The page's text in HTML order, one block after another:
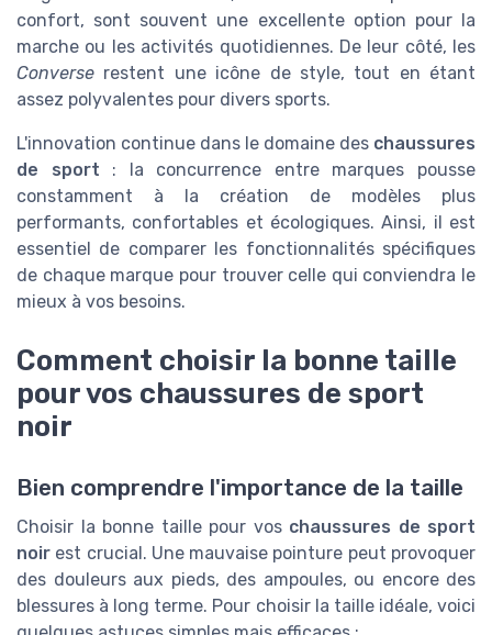
confort, sont souvent une excellente option pour la
marche ou les activités quotidiennes. De leur côté, les
Converse restent une icône de style, tout en étant
assez polyvalentes pour divers sports.
L'innovation continue dans le domaine des chaussures
de sport : la concurrence entre marques pousse
constamment à la création de modèles plus
performants, confortables et écologiques. Ainsi, il est
essentiel de comparer les fonctionnalités spécifiques
de chaque marque pour trouver celle qui conviendra le
mieux à vos besoins.
Comment choisir la bonne taille
pour vos chaussures de sport
noir
Bien comprendre l'importance de la taille
Choisir la bonne taille pour vos chaussures de sport
noir est crucial. Une mauvaise pointure peut provoquer
des douleurs aux pieds, des ampoules, ou encore des
blessures à long terme. Pour choisir la taille idéale, voici